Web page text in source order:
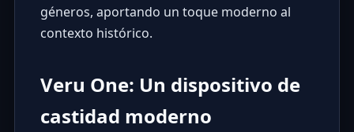
géneros, aportando un toque moderno al
contexto histórico.
Veru One: Un dispositivo de
castidad moderno